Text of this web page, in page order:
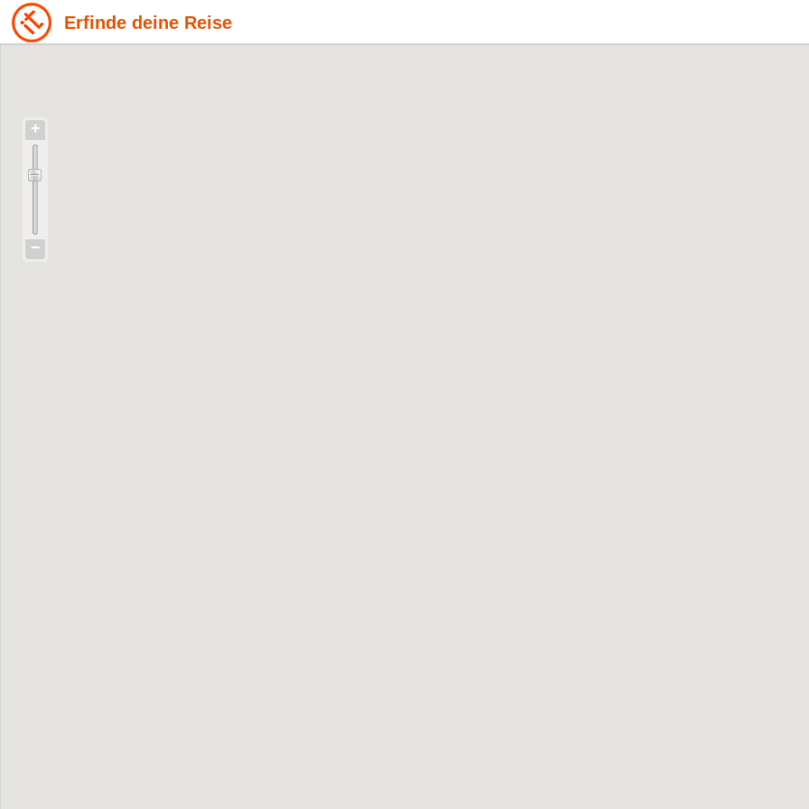
Erfinde deine Reise
+
−